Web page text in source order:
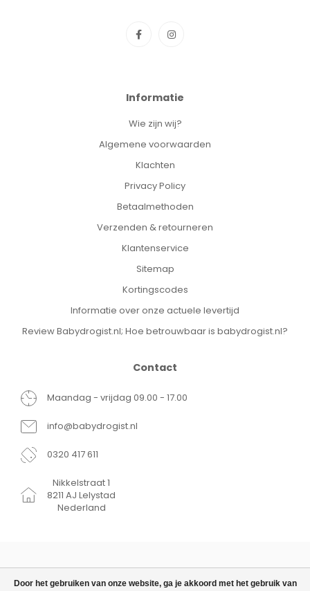
Door het gebruiken van onze website, ga je akkoord met het gebruik van
Informatie
Wie zijn wij?
Algemene voorwaarden
Klachten
Privacy Policy
Betaalmethoden
Verzenden & retourneren
Klantenservice
Sitemap
Kortingscodes
Informatie over onze actuele levertijd
Review Babydrogist.nl; Hoe betrouwbaar is babydrogist.nl?
Contact
Maandag - vrijdag 09.00 - 17.00
info@babydrogist.nl
0320 417 611
Nikkelstraat 1
8211 AJ Lelystad
Nederland